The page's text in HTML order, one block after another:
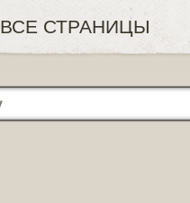
ВСЕ СТРАНИЦЫ